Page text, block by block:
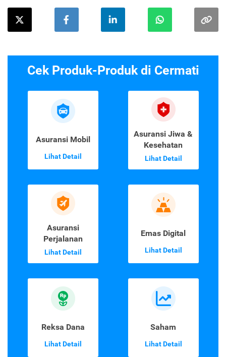
Cek Produk-Produk di Cermati
Asuransi Mobil
Lihat Detail
Asuransi Jiwa &
Kesehatan
Lihat Detail
Asuransi
Perjalanan
Lihat Detail
Emas Digital
Lihat Detail
Reksa Dana
Lihat Detail
Saham
Lihat Detail